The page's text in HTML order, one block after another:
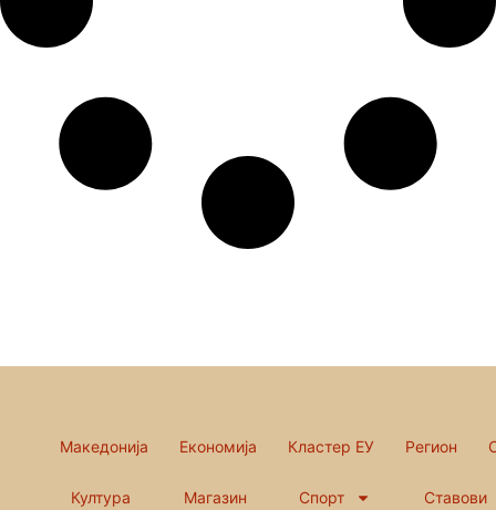
Македонија Економија Кластер ЕУ Регион
Култура Магазин Спорт Ставови